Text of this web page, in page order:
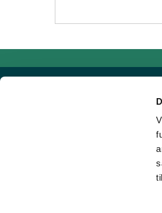
Powered by
Hos TR Media finns
Sedan starten 1932, då